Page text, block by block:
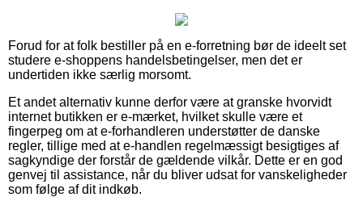
Forud for at folk bestiller på en e-forretning bør de ideelt set
studere e-shoppens handelsbetingelser, men det er
undertiden ikke særlig morsomt.
Et andet alternativ kunne derfor være at granske hvorvidt
internet butikken er e-mærket, hvilket skulle være et
fingerpeg om at e-forhandleren understøtter de danske
regler, tillige med at e-handlen regelmæssigt besigtiges af
sagkyndige der forstår de gældende vilkår. Dette er en god
genvej til assistance, når du bliver udsat for vanskeligheder
som følge af dit indkøb.